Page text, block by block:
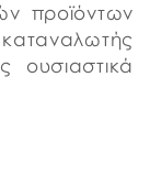
προϊόντων
ουσιαστικά